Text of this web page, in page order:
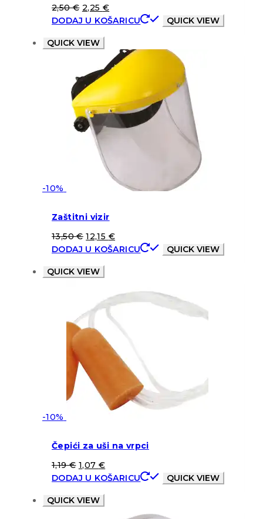
2,50€ 2,25 €
DODAJ U KOŠARICU
QUICK VIEW
QUICK VIEW
-10%
Zaštitni vizir
13,50€ 12,15 €
DODAJ U KOŠARICU
QUICK VIEW
QUICK VIEW
-10%
Čepići za uši na vrpci
1,19€ 1,07 €
DODAJ U KOŠARICU
QUICK VIEW
QUICK VIEW